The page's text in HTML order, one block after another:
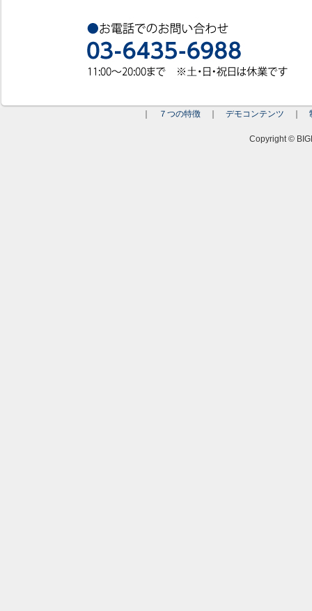
７つの特徴 デモコンテンツ
Copyright ©